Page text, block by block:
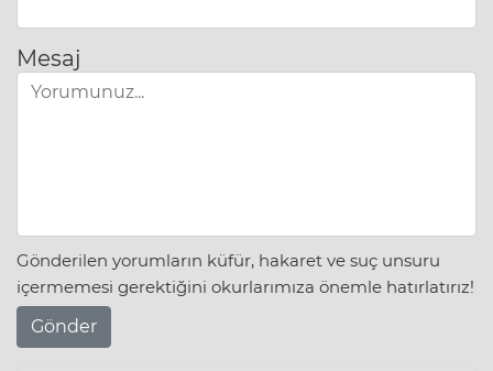
Mesaj
Gönderilen yorumların küfür, hakaret ve suç unsuru
içermemesi gerektiğini okurlarımıza önemle hatırlatırız!
Gönder